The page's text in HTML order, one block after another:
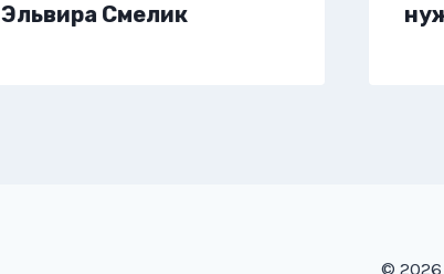
Эльвира Смелик
© 2026